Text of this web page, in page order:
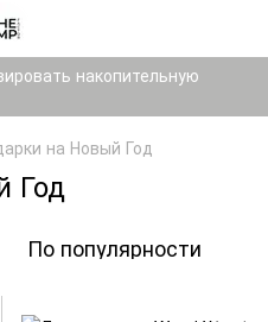
накопительную
на Новый Год
Год
По популярности